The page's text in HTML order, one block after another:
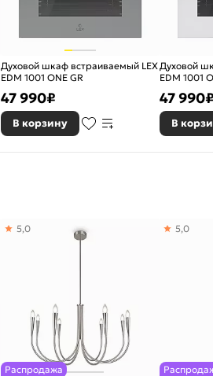
Духовой шкаф встраиваемый LEX
EDM 1001 ONE GR
47 990₽
В корзину
Духовой
EDM 1001
47 990₽
В
Распродажа
5,0 5,0